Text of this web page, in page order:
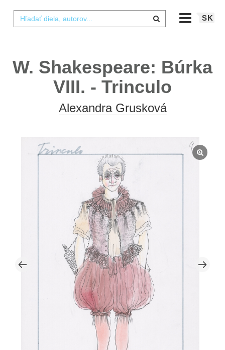
SK
W. Shakespeare: Búrka
VIII. - Trinculo
Alexandra Grusková